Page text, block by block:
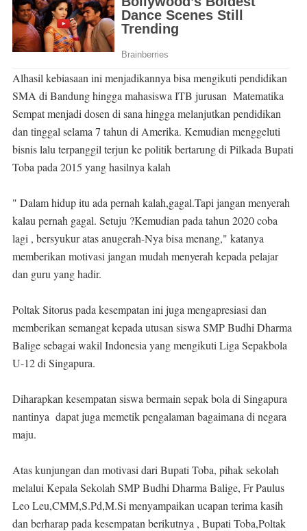
Alhasil kebiasaan ini menjadikannya bisa mengikuti pendidikan
SMA di Bandung hingga mahasiswa ITB jurusan Matematika
Sempat menjadi dosen di sana hingga melanjutkan pendidikan
dan tinggal selama 7 tahun di Amerika. Kemudian menggeluti
bisnis lalu terpanggil terjun ke politik bertarung di Pilkada Bupati
Toba pada 2015 yang hasilnya kalah
" Dalam hidup itu ada pernah kalah,gagal.Tapi jangan menyerah
kalau pernah gagal. Setuju ?Kemudian pada tahun 2020 coba
lagi , bersyukur atas anugerah-Nya bisa menang," katanya
memberikan motivasi jangan mudah menyerah kepada pelajar
dan guru yang hadir.
Poltak Sitorus pada kesempatan ini juga mengapresiasi dan
memberikan semangat kepada utusan siswa SMP Budhi Dharma
Balige sebagai wakil Indonesia yang mengikuti Liga Sepakbola
U-12 di Singapura.
Diharapkan kesempatan siswa bermain sepak bola di Singapura
nantinya dapat juga memetik pengalaman bagaimana di negara
maju.
Atas kunjungan dan motivasi dari Bupati Toba, pihak sekolah
melalui Kepala Sekolah SMP Budhi Dharma Balige, Fr Paulus
Leo Leu,CMM,S.Pd,M.Si menyampaikan ucapan terima kasih
dan berharap pada kesempatan berikutnya , Bupati Toba,Poltak